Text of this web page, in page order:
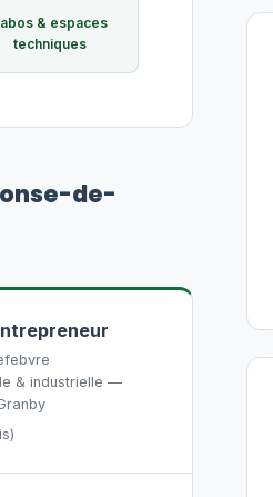
& espaces
techniques
de-
& industrielle —